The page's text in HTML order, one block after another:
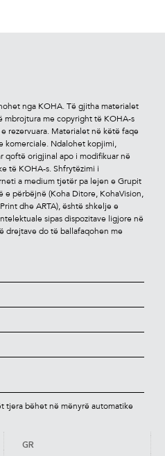
nga KOHA. Të gjitha materialet
mbrojtura me copyright të KOHA-s
rezervuara. Materialet në këtë faqe
komerciale. Ndalohet kopjimi,
qoftë origjinal apo i modiﬁkuar në
të KOHA-s. Shfrytëzimi i
a medium tjetër pa lejen e Grupit
e përbëjnë (Koha Ditore, KohaVision,
dhe ARTA), është shkelje e
sipas dispozitave ligjore në
drejtave do të ballafaqohen me
tjera bëhet në mënyrë automatike
GR